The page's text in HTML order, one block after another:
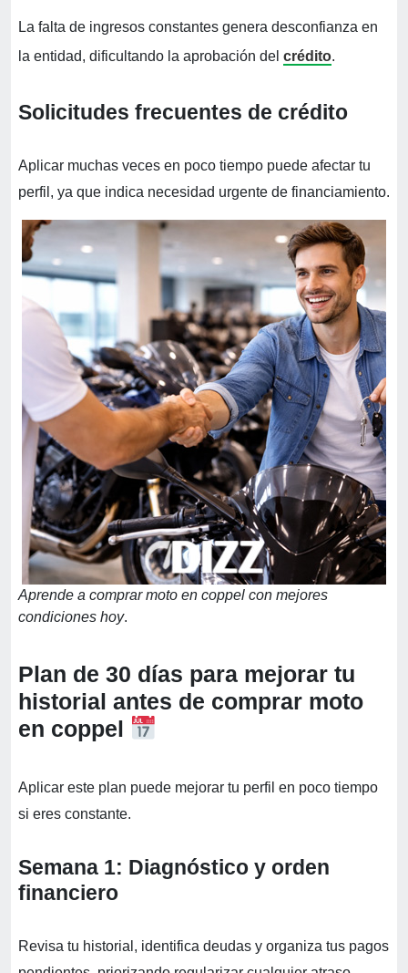
La falta de ingresos constantes genera desconfianza en
la entidad, dificultando la aprobación del crédito.
Solicitudes frecuentes de crédito
Aplicar muchas veces en poco tiempo puede afectar tu
perfil, ya que indica necesidad urgente de financiamiento.
Aprende a comprar moto en coppel con mejores
condiciones hoy.
Plan de 30 días para mejorar tu
historial antes de comprar moto
en coppel
Aplicar este plan puede mejorar tu perfil en poco tiempo
si eres constante.
Semana 1: Diagnóstico y orden
financiero
Revisa tu historial, identifica deudas y organiza tus pagos